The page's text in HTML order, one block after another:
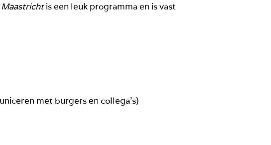
is een leuk programma en is vast
met burgers en collega’s)